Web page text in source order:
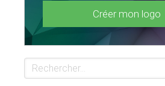
Créer mon logo
Rechercher